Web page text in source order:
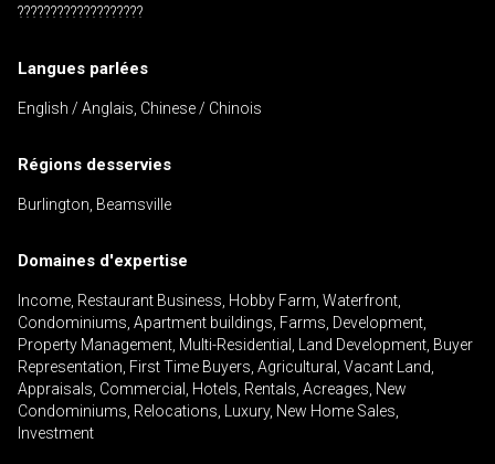
???????????????????
Langues parlées
English / Anglais, Chinese / Chinois
Régions desservies
Burlington, Beamsville
Domaines d'expertise
Income, Restaurant Business, Hobby Farm, Waterfront,
Condominiums, Apartment buildings, Farms, Development,
Property Management, Multi-Residential, Land Development, Buyer
Representation, First Time Buyers, Agricultural, Vacant Land,
Appraisals, Commercial, Hotels, Rentals, Acreages, New
Condominiums, Relocations, Luxury, New Home Sales,
Investment